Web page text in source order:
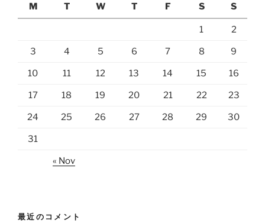
M
T W T F S S
1 2
3 4 5 6 7 8 9
10 11 12 13 14 15 16
17 18 19 20 21 22 23
24 25 26 27 28 29 30
31
« Nov
最近のコメント